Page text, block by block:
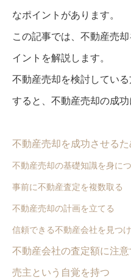
なポイントがあります。
この記事では、不動産売
イントを解説します。
不動産売却を検討している
すると、不動産売却の成功
不動産売却を成功させる
不動産売却の基礎知識を身に
事前に不動産査定を複数取る
不動産売却の計画を立てる
信頼できる不動産会社を見つ
不動産会社の査定額に注意
売主という自覚を持つ